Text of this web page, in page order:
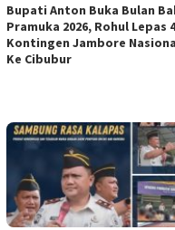
Bupati Anton Buka Bulan
Pramuka 2026, Rohul Lepas
Kontingen Jambore
Ke Cibubur